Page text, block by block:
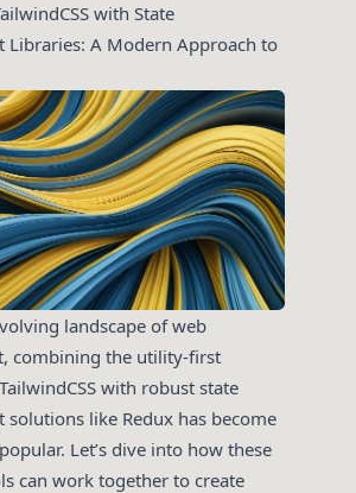
with State
Libraries: A Modern Approach to
landscape of web
combining the utility-first
with robust state
solutions like Redux has become
Let’s dive into how these
can work together to create